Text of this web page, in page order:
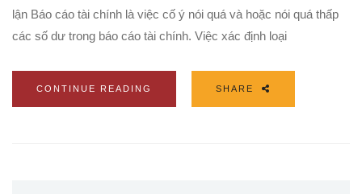
lận Báo cáo tài chính là việc cố ý nói quá và hoặc nói quá thấp
các số dư trong báo cáo tài chính. Việc xác định loại
CONTINUE READING SHARE